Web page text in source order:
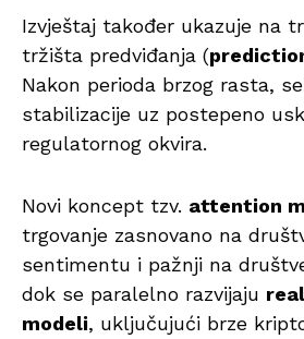
Izvještaj također ukazuje na
tržišta predviđanja (
Nakon perioda brzog rasta,
stabilizacije uz postepeno
regulatornog okvira.
Novi koncept tzv. attention
trgovanje zasnovano na
sentimentu i pažnji na
dok se paralelno razvijaju
modeli, uključujući brze